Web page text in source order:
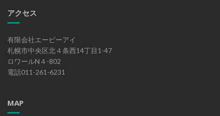
アクセス
有限会社エーピーアイ
札幌市中央区北４条西14丁目1-47
ロワールN４-802
電話011-261-6231
MAP